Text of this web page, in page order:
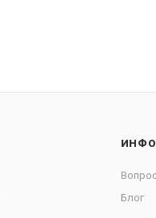
Блог